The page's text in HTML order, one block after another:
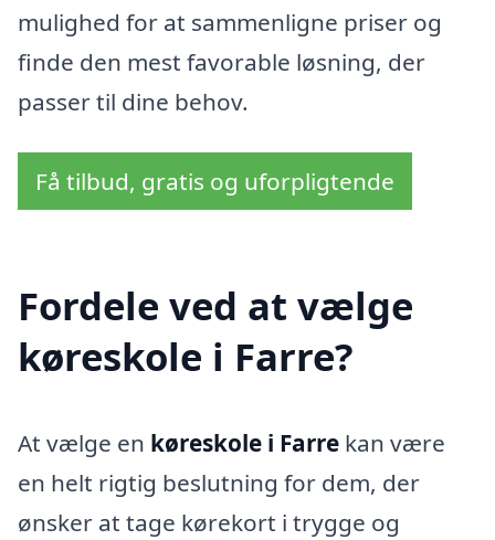
mulighed for at sammenligne priser og
finde den mest favorable løsning, der
passer til dine behov.
Få tilbud, gratis og uforpligtende
Fordele ved at vælge
køreskole i Farre?
At vælge en køreskole i Farre kan være
en helt rigtig beslutning for dem, der
ønsker at tage kørekort i trygge og